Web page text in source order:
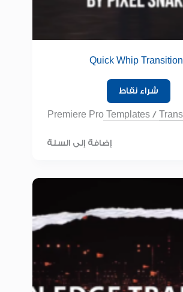
Quick Whip
شراء نقاط
Premiere Pro Templates/
إضافة إلى السلة